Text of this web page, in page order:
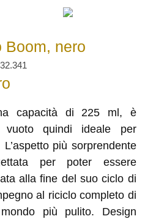
Boom, nero
capacità di 225 ml, è
quindi ideale per
più sorprendente
per poter essere
alla fine del suo ciclo di
al riciclo completo di
più pulito. Design